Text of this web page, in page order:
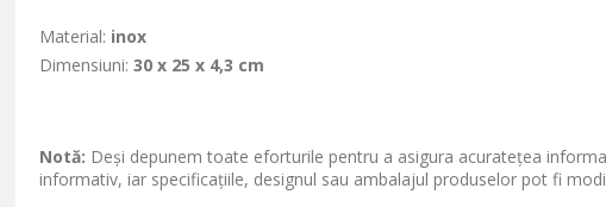
Material: inox
Dimensiuni:30 x 25 x 4,3 cm
Notă: Deși depunem toate eforturile pentru a asigura acuratețea
informativ, iar specificațiile, designul sau ambalajul produselor pot fi